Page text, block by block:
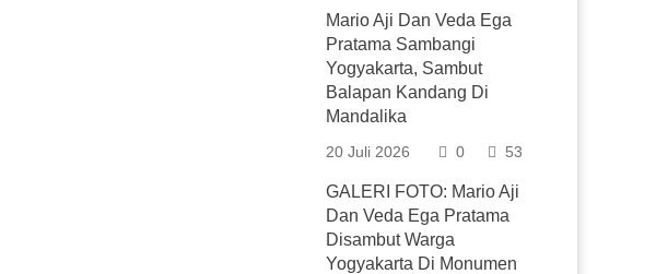
Mario Aji Dan Veda Ega
Pratama Sambangi
Yogyakarta, Sambut
Balapan Kandang Di
Mandalika
20 Juli 2026 0 53
GALERI FOTO: Mario Aji
Dan Veda Ega Pratama
Disambut Warga
Yogyakarta Di Monumen